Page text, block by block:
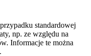
standardowej
np. ze względu na
Informacje te można